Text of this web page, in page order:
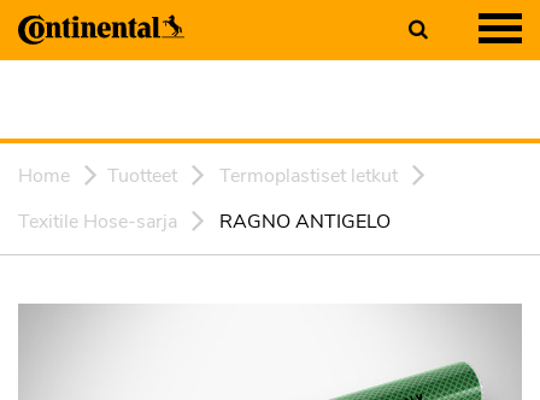
Home Tuotteet
Termoplastiset letkut
Texitile Hose-sarja
RAGNO ANTIGELO